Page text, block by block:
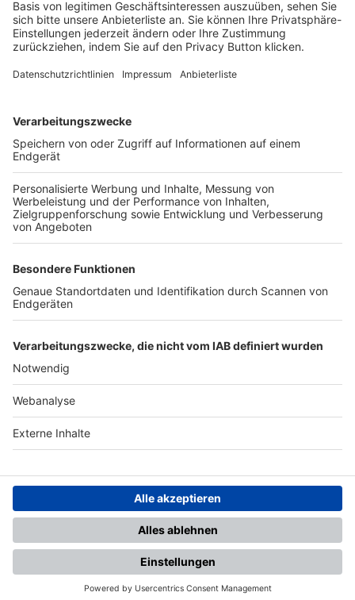
Login SpielPlus
FOLGE DEM BFV
TOP-VEREINE
TOP-PARTNER
Nutzungsbedingungen Datenschutz Impressum